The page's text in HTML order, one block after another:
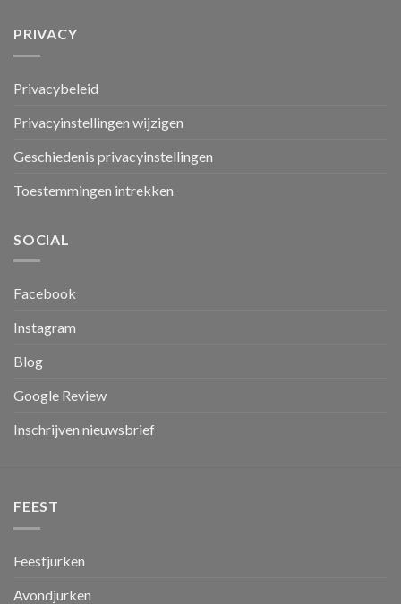
PRIVACY
Privacybeleid
Privacyinstellingen wijzigen
Geschiedenis privacyinstellingen
Toestemmingen intrekken
SOCIAL
Facebook
Instagram
Blog
Google Review
Inschrijven nieuwsbrief
FEEST
Feestjurken
Avondjurken